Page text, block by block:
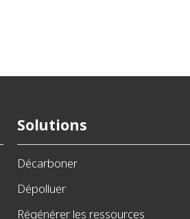
Solutions
Décarboner
Dépolluer
Régénérer les ressources